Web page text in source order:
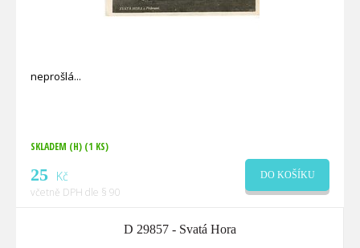
neprošlá
SKLADEM (H) (1 KS)
25 Kč
včetně DPH dle § 90
DO KOŠÍKU
D 29857 - Svatá Hora